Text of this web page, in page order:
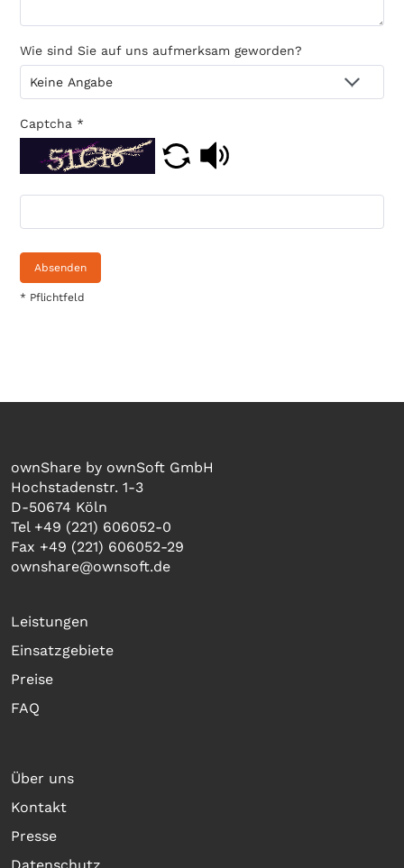
Wie sind Sie auf uns aufmerksam geworden?
Captcha *
Absenden
* Pflichtfeld
ownShare by ownSoft GmbH
Hochstadenstr. 1-3
D-50674 Köln
Tel +49 (221) 606052-0
Fax +49 (221) 606052-29
ownshare@ownsoft.de
Leistungen
Einsatzgebiete
Preise
FAQ
Über uns
Kontakt
Presse